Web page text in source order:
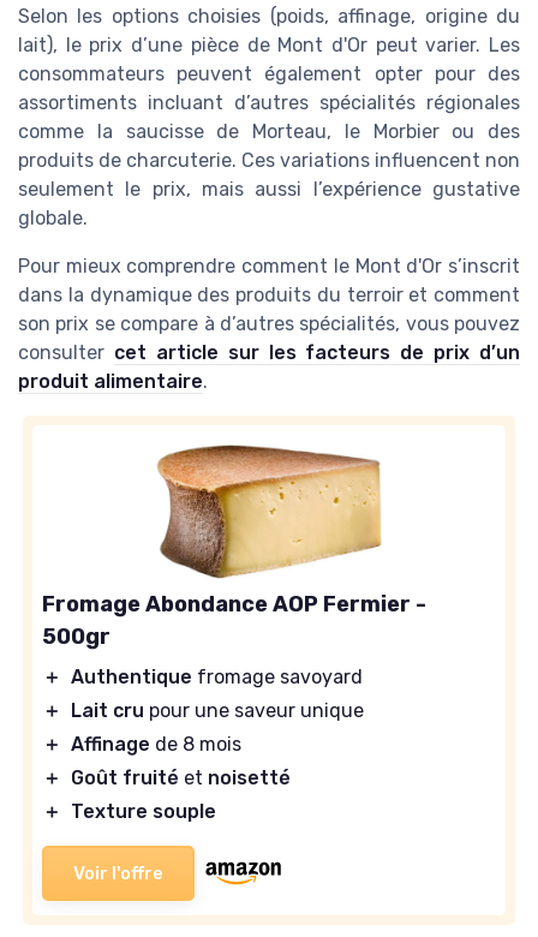
Selon les options choisies (poids, affinage, origine du
lait), le prix d’une pièce de Mont d'Or peut varier. Les
consommateurs peuvent également opter pour des
assortiments incluant d’autres spécialités régionales
comme la saucisse de Morteau, le Morbier ou des
produits de charcuterie. Ces variations influencent non
seulement le prix, mais aussi l’expérience gustative
globale.
Pour mieux comprendre comment le Mont d'Or s’inscrit
dans la dynamique des produits du terroir et comment
son prix se compare à d’autres spécialités, vous pouvez
consulter cet article sur les facteurs de prix d’un
produit alimentaire.
Fromage Abondance AOP Fermier -
500gr
＋ Authentique fromage savoyard
＋
Lait cru pour une saveur unique
＋ Affinage de 8 mois
＋
Goût fruité et noisetté
＋
Texture souple
Voir l'offre